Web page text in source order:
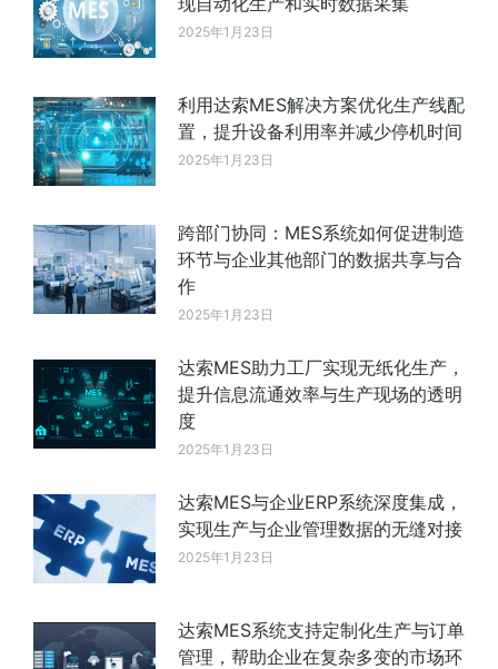
2025年1月23日
利用达索MES解决方案优化生产线配
置，提升设备利用率并减少停机时间
2025年1月23日
跨部门协同：MES系统如何促进制造
环节与企业其他部门的数据共享与合
作
2025年1月23日
达索MES助力工厂实现无纸化生产，
提升信息流通效率与生产现场的透明
度
2025年1月23日
达索MES与企业ERP系统深度集成，
实现生产与企业管理数据的无缝对接
2025年1月23日
达索MES系统支持定制化生产与订单
管理，帮助企业在复杂多变的市场环